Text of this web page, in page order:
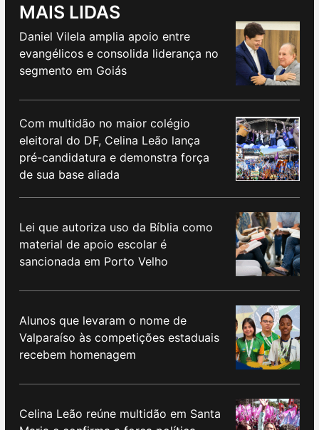
MAIS LIDAS
Daniel Vilela amplia apoio entre
evangélicos e consolida liderança no
segmento em Goiás
Com multidão no maior colégio
eleitoral do DF, Celina Leão lança
pré-candidatura e demonstra força
de sua base aliada
Lei que autoriza uso da Bíblia como
material de apoio escolar é
sancionada em Porto Velho
Alunos que levaram o nome de
Valparaíso às competições estaduais
recebem homenagem
Celina Leão reúne multidão em Santa